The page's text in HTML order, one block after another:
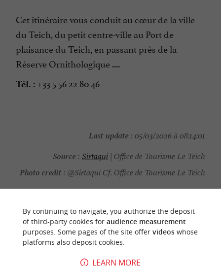
Cet itinéraire vous conduit au cœur de la ville
du Teich, du petit centre-ville au Port de
plaisance du Teich, en passant près de la
Réserve Ornithologique ....
Tél. : +33 5 56 22 80 46
Last update : 05/03/2026 à 08:14:01
Source : Sirtaqui | Office de Tourisme Le Teich
Photo credit : @Sirtaqui Cf. Office de Tourisme Le Teich
YOU WILL LIKEALSO
Information
By continuing to navigate, you authorize the deposit
of third-party cookies for audience measurement
purposes. Some pages of the site offer videoswhose
platforms also deposit cookies.
LEARN MORE